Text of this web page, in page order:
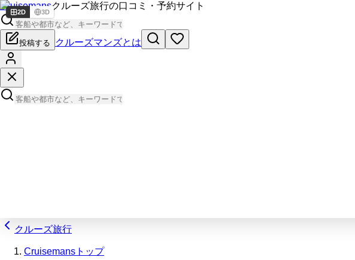
Cruisemansクルーズ旅行の口コミ・予約サイト
投稿する クルーズマンズとは
クルーズ旅行
Cruisemansトップ
2D 3D